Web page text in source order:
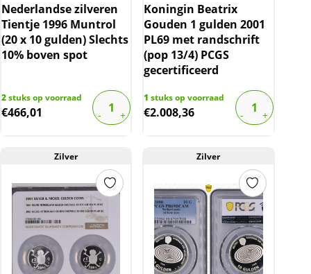
Nederlandse zilveren
Tientje 1996 Muntrol
(20 x 10 gulden) Slechts
10% boven spot
2stuks op voorraad
€466,01
Koningin Beatrix
Gouden 1 gulden 2001
PL69 met randschrift
(pop 13/4) PCGS
gecertificeerd
1 stuks op voorraad
€2.008,36
Zilver Zilver